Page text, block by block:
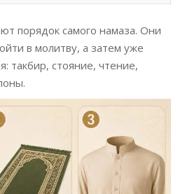
порядок самого намаза. Они
в молитву, а затем уже
такбир, стояние, чтение,